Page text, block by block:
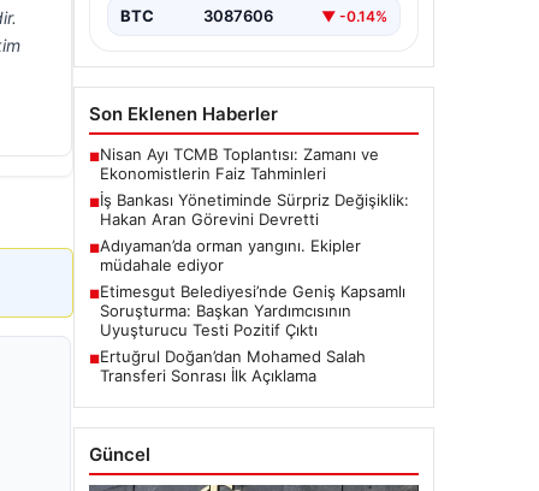
BTC 3087606 ▼ -0.14%
Son Eklenen Haberler
■Nisan Ayı TCMB Toplantısı: Zamanı ve
Ekonomistlerin Faiz Tahminleri
■İş Bankası Yönetiminde Sürpriz Değişiklik:
Hakan Aran Görevini Devretti
■Adıyaman’da orman yangını. Ekipler
müdahale ediyor
■Etimesgut Belediyesi’nde Geniş Kapsamlı
Soruşturma: Başkan Yardımcısının
Uyuşturucu Testi Pozitif Çıktı
■Ertuğrul Doğan’dan Mohamed Salah
Transferi Sonrası İlk Açıklama
Güncel